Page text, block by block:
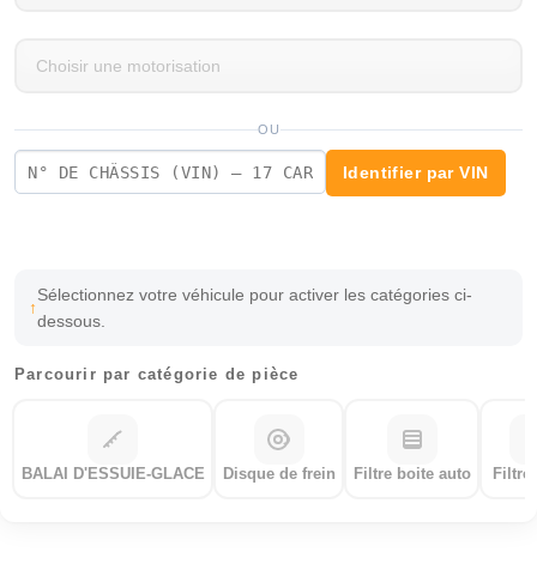
OU
Identifier par VIN
Sélectionnez votre véhicule pour activer les catégories ci-
dessous.
Parcourir par catégorie de pièce
BALAI D'ESSUIE-GLACE Disque de frein Filtre boite auto